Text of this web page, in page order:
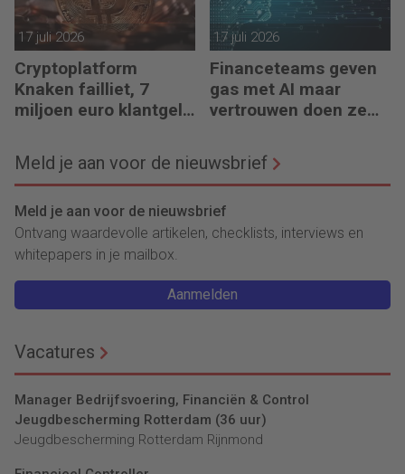
17 juli 2026
Cryptoplatform
Knaken failliet, 7
miljoen euro klantgeld
17 juli 2026
Financeteams geven
gas met AI maar
vertrouwen doen ze
Meld je aan voor de nieuwsbrief
Meld je aan voor de nieuwsbrief
Ontvang waardevolle artikelen, checklists, interviews en
whitepapers in je mailbox.
Aanmelden
Vacatures
Manager Bedrijfsvoering, Financiën & Control
Jeugdbescherming Rotterdam (36 uur)
Jeugdbescherming Rotterdam Rijnmond